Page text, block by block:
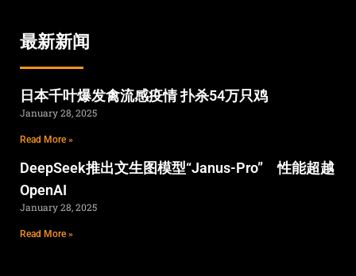
最新新闻
日本千叶爆发禽流感疫情 扑杀54万只鸡
January 28, 2025
Read More »
DeepSeek推出文生图模型“Janus-Pro” 性能超越
OpenAI
January 28, 2025
Read More »